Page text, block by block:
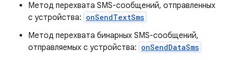
Метод перехвата SMS-сообщений, отправленных
с устройства: onSendTextSms
Метод перехвата бинарных SMS-сообщений,
отправляемых с устройства: onSendDataSms